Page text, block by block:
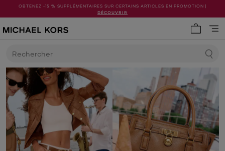
OBTENEZ -15 % SUPPLÉMENTAIRES SUR CERTAINS ARTICLES EN PROMOTION |
DÉCOUVRIR
Rechercher